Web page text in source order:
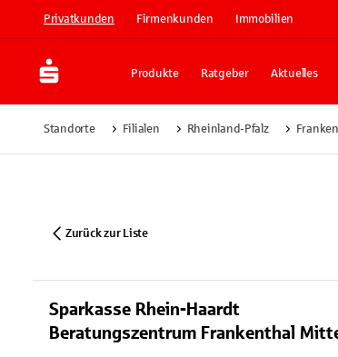
Privatkunden Firmenkunden Immobilien
Produkte Ratgeber Aktuelles
Standorte Filialen Rheinland-Pfalz
Zurück zur Liste
Sparkasse Rhein-Haardt
Beratungszentrum Frankenthal